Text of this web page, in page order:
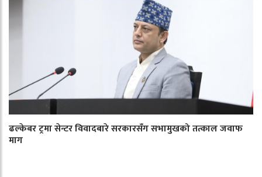
ढल्केबर ट्रमा सेन्टर विवादबारे सरकारसँग सभामुखको तत्काल जवाफ
माग